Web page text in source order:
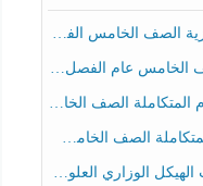
الدراسي الثالث 2025-2026
الخامس عام الفصل الثالث
انسبير الفصل الثالث